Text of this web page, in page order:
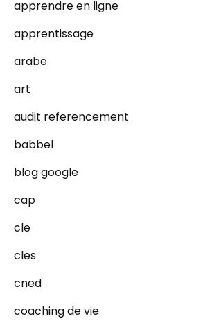
apprendre en ligne
apprentissage
arabe
art
audit referencement
babbel
blog google
cap
cle
cles
cned
coaching de vie